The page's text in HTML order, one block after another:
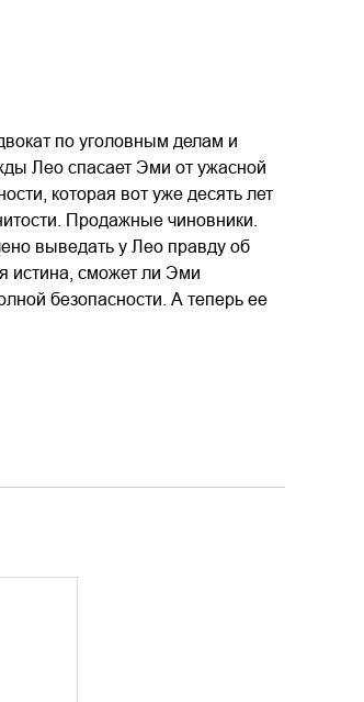
по уголовным делам и
Лео спасает Эми от ужасной
которая вот уже десять лет
Продажные чиновники.
выведать у Лео правду об
истина, сможет ли Эми
безопасности. А теперь ее